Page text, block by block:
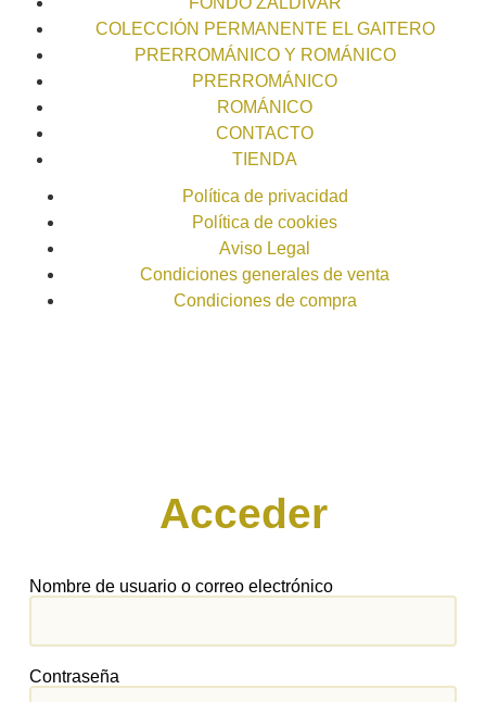
COLECCIÓN PERMANENTE EL GAITERO
PRERROMÁNICO Y ROMÁNICO
PRERROMÁNICO
ROMÁNICO
CONTACTO
TIENDA
Política de privacidad
Política de cookies
Aviso Legal
Condiciones generales de venta
Condiciones de compra
Acceder
Nombre de usuario o correo electrónico
Contraseña